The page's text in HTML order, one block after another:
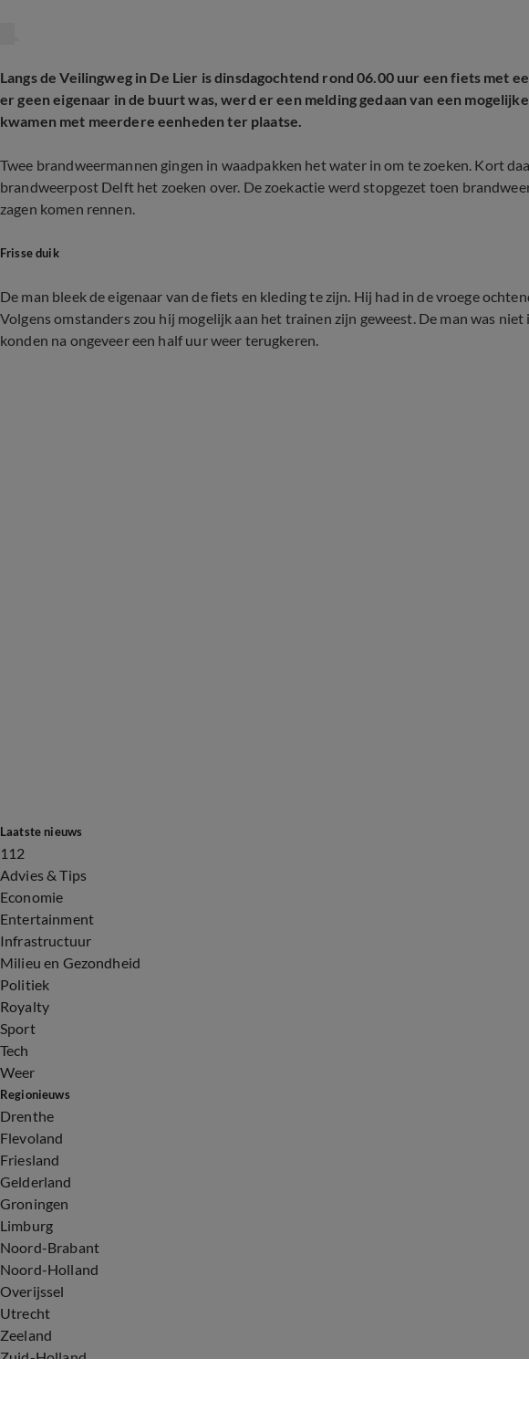
Langs de Veilingweg in De Lier is dinsdagochtend rond 06.00 uur een fiets met
er geen eigenaar in de buurt was, werd er een melding gedaan van een
kwamen met meerdere eenheden ter plaatse.
Twee brandweermannen gingen in waadpakken het water in om te zoeken. Kort
brandweerpost Delft het zoeken over. De zoekactie werd stopgezet toen
zagen komen rennen.
Frisse duik
De man bleek de eigenaar van de fiets en kleding te zijn. Hij had in de vroege
Volgens omstanders zou hij mogelijk aan het trainen zijn geweest. De man was
konden na ongeveer een half uur weer terugkeren.
Laatste nieuws
112
Advies & Tips
Economie
Entertainment
Infrastructuur
Milieu en Gezondheid
Politiek
Royalty
Sport
Tech
Weer
Regionieuws
Drenthe
Flevoland
Friesland
Gelderland
Groningen
Limburg
Noord-Brabant
Noord-Holland
Overijssel
Utrecht
Zeeland
Zuid-Holland